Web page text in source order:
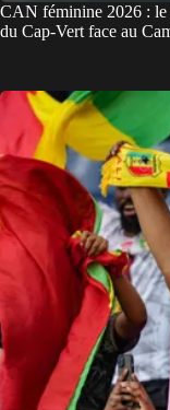
CAN féminine 2026 :
du Cap-Vert face au